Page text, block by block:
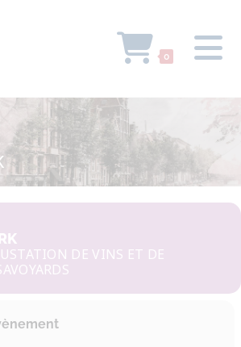
0
DE VINS ET DE